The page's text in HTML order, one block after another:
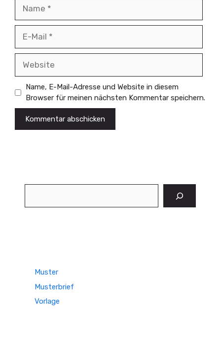
Mail
Name, E-Mail-Adresse und Website in diesem
Browser für meinen nächsten Kommentar speichern.
Muster
Musterbrief
Vorlage